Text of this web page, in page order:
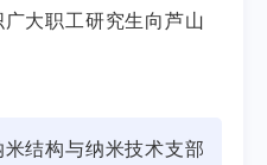
大职工研究生向芦山
结构与纳米技术支部